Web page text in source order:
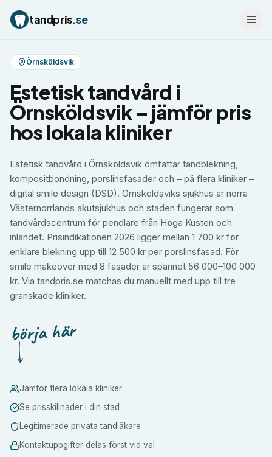
tandpris.se
Örnsköldsvik
Estetisk tandvård i
Örnsköldsvik– jämför pris
hos lokala kliniker
Estetisk tandvård i Örnsköldsvik omfattar tandblekning,
kompositbondning, porslinsfasader och – på flera kliniker –
digital smile design (DSD). Örnsköldsviks sjukhus är norra
Västernorrlands akutsjukhus och staden fungerar som
tandvårdscentrum för pendlare från Höga Kusten och
inlandet. Prisindikationen 2026 ligger mellan 1 700 kr för
enklare blekning upp till 12 500 kr per porslinsfasad. För
smile makeover med 8 fasader är spannet 56 000–100 000
kr. Via tandpris.se matchas du manuellt med upp till tre
granskade kliniker.
börja här
Jämför flera lokala kliniker
Se prisskillnader i din stad
Legitimerade privata tandläkare
Kontaktuppgifter delas först vid val